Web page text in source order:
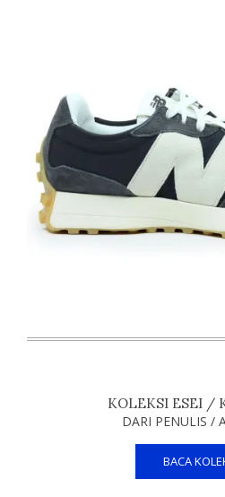
KOLEKSI ESEI /
DARI PENULIS /
BACA